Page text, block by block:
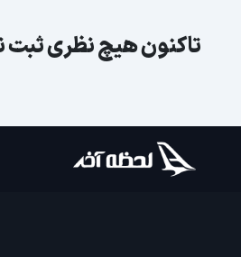
تاکنون هیچ نظری